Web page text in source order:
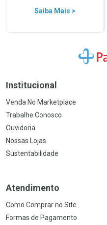
Saiba Mais >
Ir para a
Institucional
Venda No Marketplace
Trabalhe Conosco
Ouvidoria
Nossas Lojas
Sustentabilidade
Atendimento
Como Comprar no Site
Formas de Pagamento